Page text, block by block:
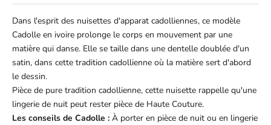
Dans l'esprit des nuisettes d'apparat cadolliennes, ce modèle
Cadolle en ivoire prolonge le corps en mouvement par une
matière qui danse. Elle se taille dans une dentelle doublée d'un
satin, dans cette tradition cadollienne où la matière sert d'abord
le dessin.
Pièce de pure tradition cadollienne, cette nuisette rappelle qu'une
lingerie de nuit peut rester pièce de Haute Couture.
Les conseils de Cadolle : À porter en pièce de nuit ou en lingerie